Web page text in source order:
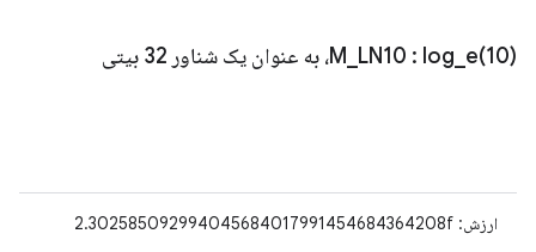
M LN10 : log_e(10)، به عنوان یک شناور 32 بیتی
ارزش: 2.302585092994045684017991454684364208f